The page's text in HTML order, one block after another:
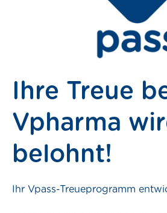
Termin vereinbaren
Ihre Treue
Vpharma
belohnt!
Ihr Vpass-Treueprogramm